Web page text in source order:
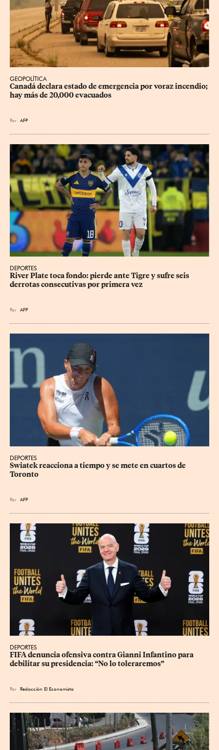
GEOPOLÍTICA
Canadá declara estado de emergencia por voraz incendio;
hay más de 20,000 evacuados
Por AFP
DEPORTES
River Plate toca fondo: pierde ante Tigre y sufre seis
derrotas consecutivas por primera vez
Por AFP
DEPORTES
Swiatek reacciona a tiempo y se mete en cuartos de
Toronto
Por AFP
DEPORTES
FIFA denuncia ofensiva contra Gianni Infantino para
debilitar su presidencia: “No lo toleraremos”
Por Redacción El Economista